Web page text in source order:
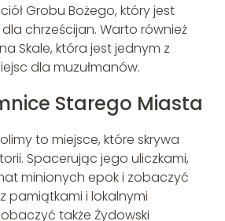
Grobu Bożego, który jest
chrześcijan. Warto również
Skale, która jest jednym z
dla muzułmanów.
Starego Miasta
to miejsce, które skrywa
Spacerując jego uliczkami,
minionych epok i zobaczyć
pamiątkami i lokalnymi
także Żydowski